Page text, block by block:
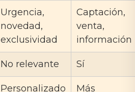
Urgencia,
novedad,
exclusividad
Captación,
venta,
información
No relevante Sí
Personalizado
Más